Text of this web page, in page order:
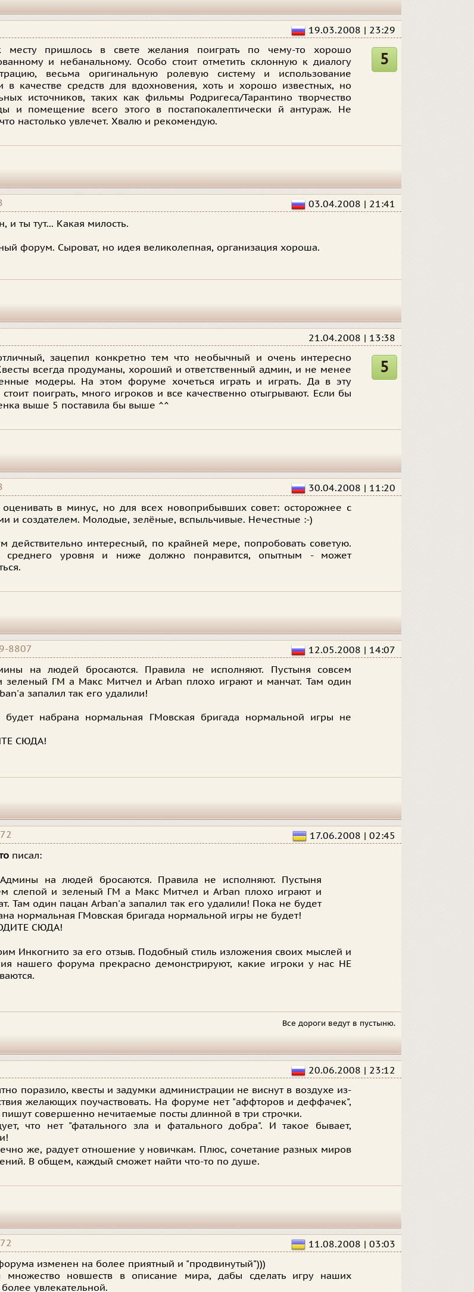
19.03.2008 | 23:29
месту пришлось в свете желания поиграть по чему-то хорошо
и небанальному. Особо стоит отметить склонную к диалогу
весьма оригинальную ролевую систему и использование
в качестве средств для вдохновения, хоть и хорошо известных, но
источников, таких как фильмы Родригеса/Тарантино творчество
и помещение всего этого в постапокалептически й антураж. Не
настолько увлечет. Хвалю и рекомендую.
5
03.04.2008 | 21:41
и ты тут... Какая милость.
форум. Сыроват, но идея великолепная, организация хороша.
21.04.2008 | 13:38
зацепил конкретно тем что необычный и очень интересно
всегда продуманы, хороший и ответственный админ, и не менее
модеры. На этом форуме хочеться играть и играть. Да в эту
поиграть, много игроков и все качественно отыгрывают. Если бы
выше 5 поставила бы выше ^^
5
30.04.2008 | 11:20
в минус, но для всех новоприбывших совет: осторожнее с
и создателем. Молодые, зелёные, вспыльчивые. Нечестные :-)
действительно интересный, по крайней мере, попробовать советую.
среднего уровня и ниже должно понравится, опытным - может
8807 12.05.2008 | 14:07
на людей бросаются. Правила не исполняют. Пустыня совсем
зеленый ГМ а Макс Митчел и Arban плохо играют и манчат. Там один
запалил так его удалили!
набрана нормальная ГМовская бригада нормальной игры не
СЮДА!
17.06.2008 | 02:45
писал:
на людей бросаются. Правила не исполняют. Пустыня
слепой и зеленый ГМ а Макс Митчел и Arban плохо играют и
Там один пацан Arban'а запалил так его удалили! Пока не будет
нормальная ГМовская бригада нормальной игры не будет!
СЮДА!
Инкогнито за его отзыв. Подобный стиль изложения своих мыслей и
нашего форума прекрасно демонстрируют, какие игроки у нас НЕ
Все дороги ведут в пустыню.
20.06.2008 | 23:12
поразило, квесты и задумки администрации не виснут в воздухе из-
желающих поучаствовать. На форуме нет "аффторов и деффачек",
совершенно нечитаемые посты длинной в три строчки.
что нет "фатального зла и фатального добра". И такое бывает,
же, радует отношение у новичкам. Плюс, сочетание разных миров
В общем, каждый сможет найти что-то по душе.
11.08.2008 | 03:03
изменен на более приятный и "продвинутый")))
множество новшеств в описание мира, дабы сделать игру наших
увлекательной.